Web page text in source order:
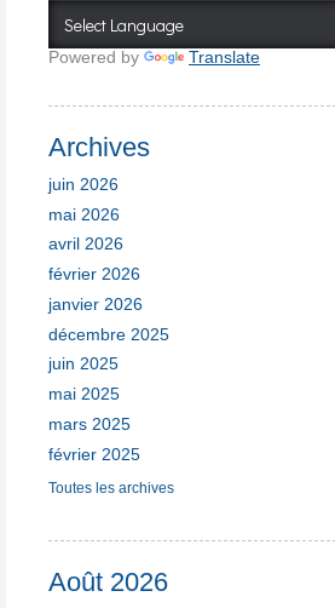
Powered by Translate
Archives
juin 2026
mai 2026
avril 2026
février 2026
janvier 2026
décembre 2025
juin 2025
mai 2025
mars 2025
février 2025
Toutes les archives
Août 2026